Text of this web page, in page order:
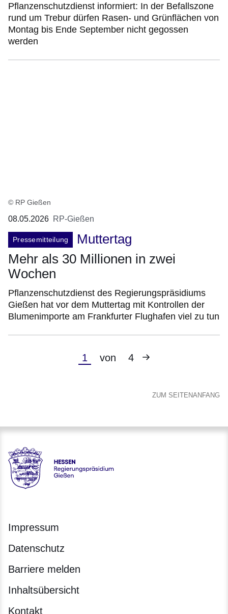
Pflanzenschutzdienst informiert: In der Befallszone
rund um Trebur dürfen Rasen- und Grünflächen von
Montag bis Ende September nicht gegossen
werden
© RP Gießen
08.05.2026 RP-Gießen
Pressemitteilung
Muttertag
Mehr als 30 Millionen in zwei
Wochen
Pflanzenschutzdienst des Regierungspräsidiums
Gießen hat vor dem Muttertag mit Kontrollen der
Blumenimporte am Frankfurter Flughafen viel zu tun
Aktuelle
1 von 4
Nächste
ZUM SEITENANFANG
Hessen - Regierungspräsidium Gießen
Impressum
Datenschutz
Barriere melden
Inhaltsübersicht
Kontakt